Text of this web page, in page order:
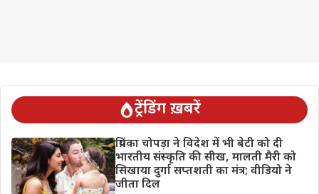
ट्रेंडिंग ख़बरें
प्रियंका चोपड़ा ने विदेश में भी बेटी को दी
भारतीय संस्कृति की सीख, मालती मैरी को
सिखाया दुर्गा सप्तशती का मंत्र; वीडियो ने
जीता दिल